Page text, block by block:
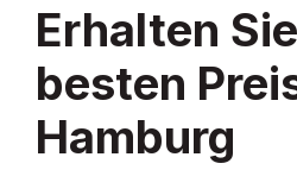
Erhalten
besten
Hamburg